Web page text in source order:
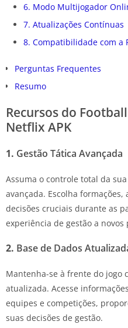
6. Modo Multijogador
7. Atualizações Contínuas
8. Compatibilidade com a
Perguntas Frequentes
Resumo
Recursos do
Netflix APK
1. Gestão Tática Avançada
Assuma o controle total da
avançada. Escolha
decisões cruciais durante as
experiência de gestão a novos
2. Base de Dados
Mantenha-se à frente do jogo
atualizada. Acesse
equipes e competições,
suas decisões de gestão.